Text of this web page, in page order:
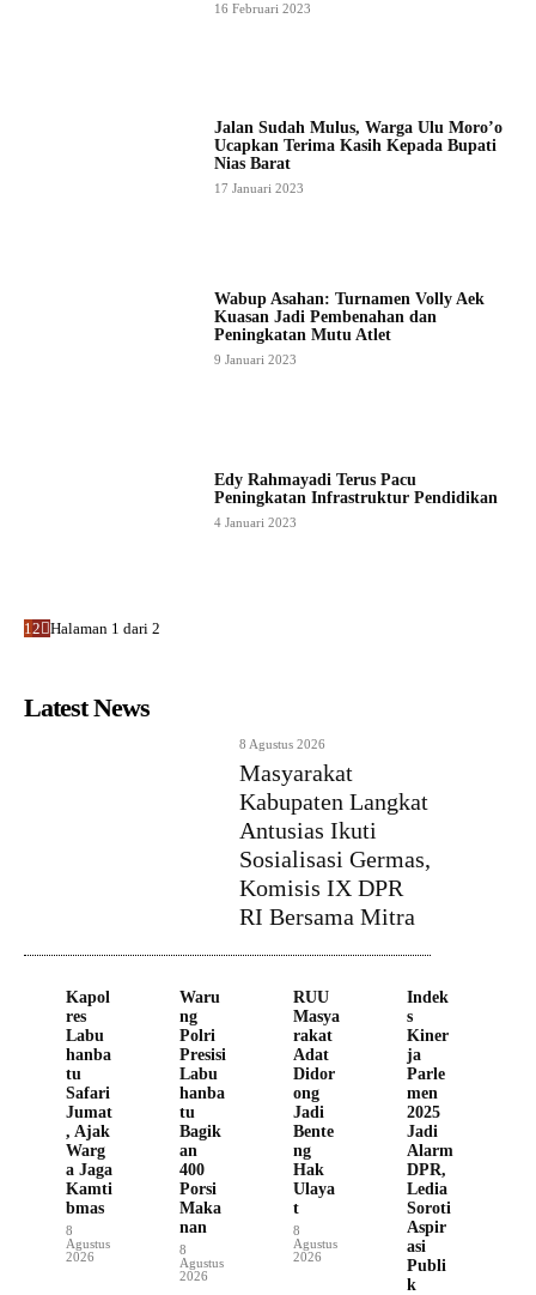
16 Februari 2023
Jalan Sudah Mulus, Warga Ulu Moro’o
Ucapkan Terima Kasih Kepada Bupati
Nias Barat
17 Januari 2023
Wabup Asahan: Turnamen Volly Aek
Kuasan Jadi Pembenahan dan
Peningkatan Mutu Atlet
9 Januari 2023
Edy Rahmayadi Terus Pacu
Peningkatan Infrastruktur Pendidikan
4 Januari 2023
1 2 Halaman 1 dari 2
Latest News
8 Agustus 2026
Masyarakat
Kabupaten Langkat
Antusias Ikuti
Sosialisasi Germas,
Komisis IX DPR
RI Bersama Mitra
Kapol
res
Labu
hanba
tu
Safari
Jumat
, Ajak
Warg
a Jaga
Kamti
bmas
8
Agustus
2026
Waru
ng
Polri
Presisi
Labu
hanba
tu
Bagik
an
400
Porsi
Maka
nan
8
Agustus
2026
RUU
Masya
rakat
Adat
Didor
ong
Jadi
Bente
ng
Hak
Ulaya
t
8
Agustus
2026
Indek
s
Kiner
ja
Parle
men
2025
Jadi
Alarm
DPR,
Ledia
Soroti
Aspir
asi
Publi
k